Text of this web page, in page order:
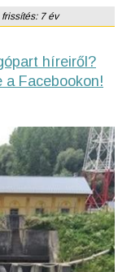
7 év
híreiről?
a Facebookon!